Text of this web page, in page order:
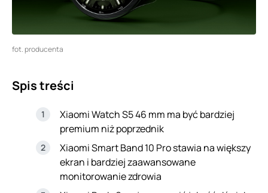
fot. producenta
Spis treści
Xiaomi Watch S5 46 mm ma być bardziej
premium niż poprzednik
Xiaomi Smart Band 10 Pro stawia na większy
ekran i bardziej zaawansowane
monitorowanie zdrowia